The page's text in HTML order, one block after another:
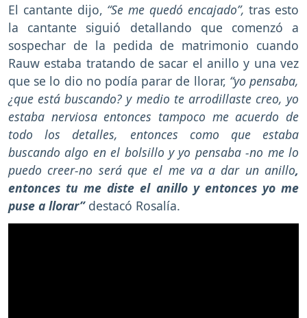
El cantante dijo, “Se me quedó encajado”, tras esto
la cantante siguió detallando que comenzó a
sospechar de la pedida de matrimonio cuando
Rauw estaba tratando de sacar el anillo y una vez
que se lo dio no podía parar de llorar, “yo pensaba,
¿que está buscando? y medio te arrodillaste creo, yo
estaba nerviosa entonces tampoco me acuerdo de
todo los detalles, entonces como que estaba
buscando algo en el bolsillo y yo pensaba -no me lo
puedo creer-no será que el me va a dar un anillo,
entonces tu me diste el anillo y entonces yo me
puse a llorar” destacó Rosalía.